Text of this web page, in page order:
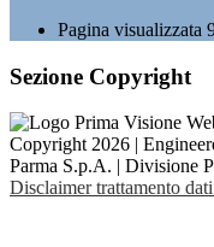
Pagina visualizzata
Sezione Copyright
Copyright 2026 |
Parma S.p.A. | Divisione
Disclaimer trattamento